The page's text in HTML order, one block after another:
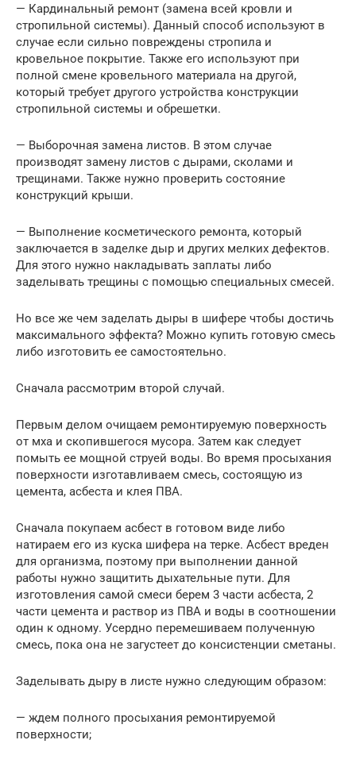
— Кардинальный ремонт (замена всей кровли и
стропильной системы). Данный способ используют в
случае если сильно повреждены стропила и
кровельное покрытие. Также его используют при
полной смене кровельного материала на другой,
который требует другого устройства конструкции
стропильной системы и обрешетки.
— Выборочная замена листов. В этом случае
производят замену листов с дырами, сколами и
трещинами. Также нужно проверить состояние
конструкций крыши.
— Выполнение косметического ремонта, который
заключается в заделке дыр и других мелких дефектов.
Для этого нужно накладывать заплаты либо
заделывать трещины с помощью специальных смесей.
Но все же чем заделать дыры в шифере чтобы достичь
максимального эффекта? Можно купить готовую смесь
либо изготовить ее самостоятельно.
Сначала рассмотрим второй случай.
Первым делом очищаем ремонтируемую поверхность
от мха и скопившегося мусора. Затем как следует
помыть ее мощной струей воды. Во время просыхания
поверхности изготавливаем смесь, состоящую из
цемента, асбеста и клея ПВА.
Сначала покупаем асбест в готовом виде либо
натираем его из куска шифера на терке. Асбест вреден
для организма, поэтому при выполнении данной
работы нужно защитить дыхательные пути. Для
изготовления самой смеси берем 3 части асбеста, 2
части цемента и раствор из ПВА и воды в соотношении
один к одному. Усердно перемешиваем полученную
смесь, пока она не загустеет до консистенции сметаны.
Заделывать дыру в листе нужно следующим образом:
— ждем полного просыхания ремонтируемой
поверхности;